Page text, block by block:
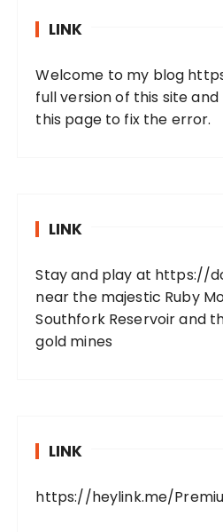
LINK
Welcome to my blog
full version of this site
this page to fix the error.
LINK
Stay and play at https://
near the majestic Ruby
Southfork Reservoir and
gold mines
LINK
https://heylink.me/